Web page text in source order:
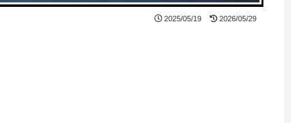
2025/05/19 2026/05/29